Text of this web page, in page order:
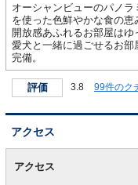
オーシャンビューのパノ
を使った色鮮やかな食の恵
開放感あふれるお部屋はゆ
愛犬と一緒に過ごせるお
完備。
評価 3.8 99件のク
アクセス
アクセス